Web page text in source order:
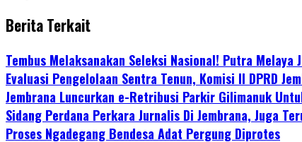
Berita Terkait
Tembus Melaksanakan Seleksi Nasional! Putra
Evaluasi Pengelolaan Sentra Tenun, Komisi II DPRD
Jembrana Luncurkan e-Retribusi Parkir Gilimanuk
Sidang Perdana Perkara Jurnalis Di Jembrana, Juga
Proses Ngadegang Bendesa Adat Pergung Diprotes